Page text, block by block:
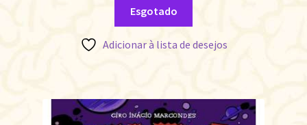
Esgotado
Adicionar à lista de desejos